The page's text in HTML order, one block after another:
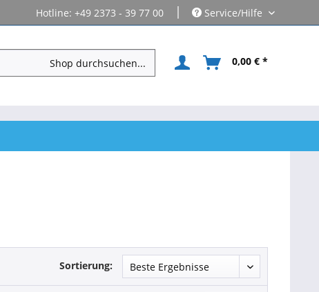
Hotline: +49 2373 - 39 77 00 | Service/Hilfe
0,00 € *
Sortierung: